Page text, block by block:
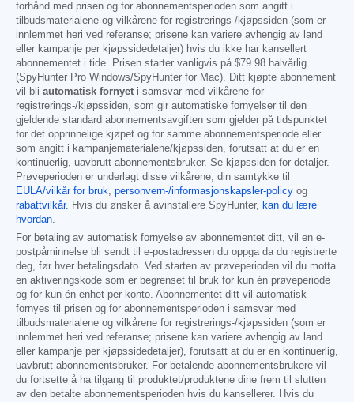
forhånd med prisen og for abonnementsperioden som angitt i
tilbudsmaterialene og vilkårene for registrerings-/kjøpssiden (som er
innlemmet heri ved referanse; prisene kan variere avhengig av land
eller kampanje per kjøpssidedetaljer) hvis du ikke har kansellert
abonnementet i tide. Prisen starter vanligvis på $79.98 halvårlig
(SpyHunter Pro Windows/SpyHunter for Mac). Ditt kjøpte abonnement
vil bli automatisk fornyet i samsvar med vilkårene for
registrerings-/kjøpssiden, som gir automatiske fornyelser til den
gjeldende standard abonnementsavgiften som gjelder på tidspunktet
for det opprinnelige kjøpet og for samme abonnementsperiode eller
som angitt i kampanjematerialene/kjøpssiden, forutsatt at du er en
kontinuerlig, uavbrutt abonnementsbruker. Se kjøpssiden for detaljer.
Prøveperioden er underlagt disse vilkårene, din samtykke til
EULA/vilkår for bruk, personvern-/informasjonskapsler-policy og
rabattvilkår. Hvis du ønsker å avinstallere SpyHunter, kan du lære
hvordan.
For betaling av automatisk fornyelse av abonnementet ditt, vil en e-
postpåminnelse bli sendt til e-postadressen du oppga da du registrerte
deg, før hver betalingsdato. Ved starten av prøveperioden vil du motta
en aktiveringskode som er begrenset til bruk for kun én prøveperiode
og for kun én enhet per konto. Abonnementet ditt vil automatisk
fornyes til prisen og for abonnementsperioden i samsvar med
tilbudsmaterialene og vilkårene for registrerings-/kjøpssiden (som er
innlemmet heri ved referanse; prisene kan variere avhengig av land
eller kampanje per kjøpssidedetaljer), forutsatt at du er en kontinuerlig,
uavbrutt abonnementsbruker. For betalende abonnementsbrukere vil
du fortsette å ha tilgang til produktet/produktene dine frem til slutten
av den betalte abonnementsperioden hvis du kansellerer. Hvis du